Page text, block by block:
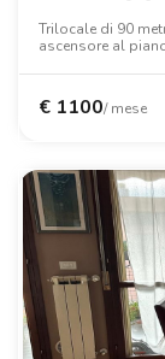
Trilocale di 90
ascensore al
armadio, letto
€ 1100/ mese